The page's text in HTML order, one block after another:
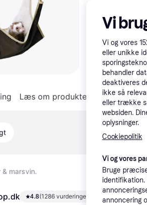
Læs om produktet
marsvin.
4.8(1286 vurderinger)
Vi
Vi og vores
eller unikke
behandler
deaktiveres
ikke så
eller trække
websiden.
oplysninger.
Cookiepolitik
Vi og vores
Bruge
identifikation.
annoncering